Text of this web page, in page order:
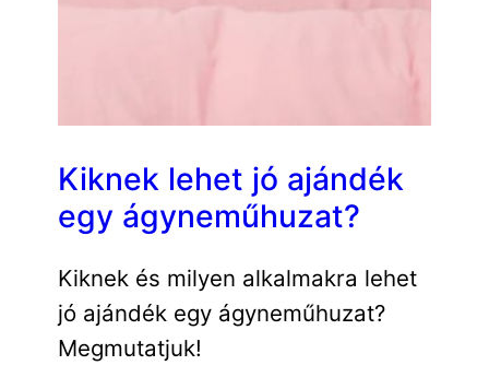
Kiknek lehet jó ajándék
egy ágyneműhuzat?
Kiknek és milyen alkalmakra lehet
jó ajándék egy ágyneműhuzat?
Megmutatjuk!